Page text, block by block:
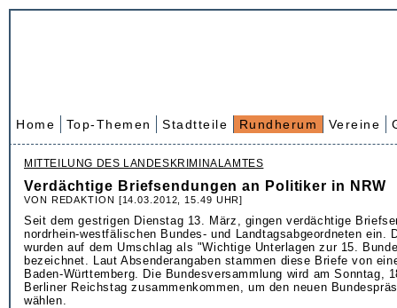
Home Top-Themen Stadtteile Rundherum Vereine
MITTEILUNG DES LANDESKRIMINALAMTES
Verdächtige Briefsendungen an Politiker in NRW
VON REDAKTION [14.03.2012, 15.49 UHR]
Seit dem gestrigen Dienstag 13. März, gingen verdächtige
nordrhein-westfälischen Bundes- und Landtagsabgeordneten ein.
wurden auf dem Umschlag als "Wichtige Unterlagen zur 15.
bezeichnet. Laut Absenderangaben stammen diese Briefe von
Baden-Württemberg. Die Bundesversammlung wird am Sonntag,
Berliner Reichstag zusammenkommen, um den neuen
wählen.